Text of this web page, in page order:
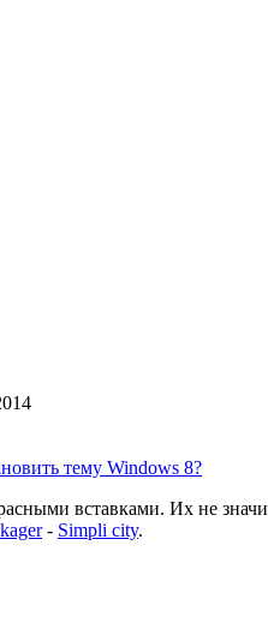
тему Windows 8?
вставками. Их не
- Simpli city.